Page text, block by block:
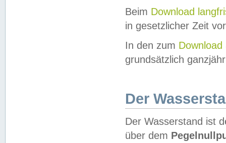
Beim Download
in gesetzlicher Zeit
In den zum Download
grundsätzlich
Der
Der Wasserstand ist
über dem